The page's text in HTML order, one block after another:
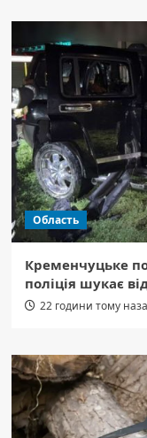
Область
Кременчуцьке
поліція шукає
22 години тому